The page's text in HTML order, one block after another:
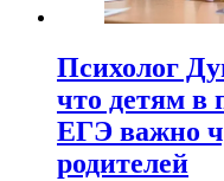
Психолог
что детям в
ЕГЭ важно
родителей